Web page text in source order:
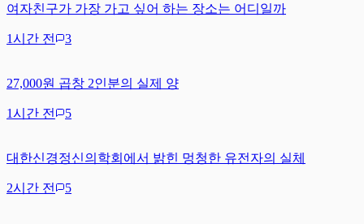
여자친구가 가장 가고 싶어 하는 장소는 어디일까
1시간 전 3
27,000원 곱창 2인분의 실제 양
1시간 전 5
대한신경정신의학회에서 밝힌 멍청한 유전자의 실체
2시간 전 5